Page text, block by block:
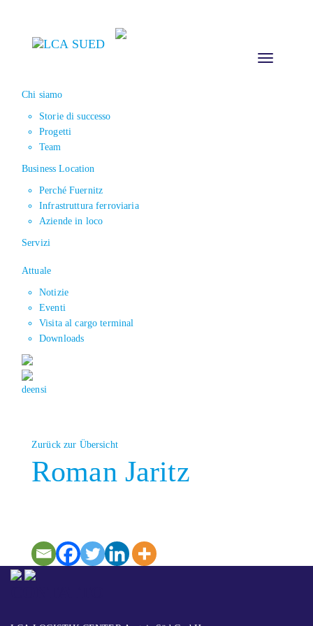
Toggle
Chi siamo
Storie di successo
Progetti
Team
Business Location
Perché Fuernitz
Infrastruttura ferroviaria
Aziende in loco
Servizi
Attuale
Notizie
Eventi
Visita al cargo terminal
Downloads
deensi
Zurück zur Übersicht
Roman Jaritz